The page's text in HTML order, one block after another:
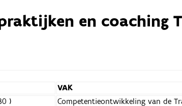
en coaching
VAK
) Competentieontwikkeling van de